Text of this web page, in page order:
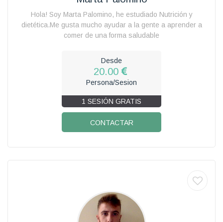
Hola! Soy Marta Palomino, he estudiado Nutrición y
dietética.Me gusta mucho ayudar a la gente a aprender a
comer de una forma saludable
Desde
20.00
Persona/Sesion
1 SESIÓN GRATIS
CONTACTAR